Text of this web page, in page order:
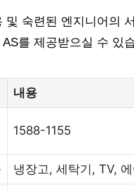
및 숙련된 엔지니어의
를 제공받으실 수 있
내용
1588-1155
냉장고, 세탁기, TV,